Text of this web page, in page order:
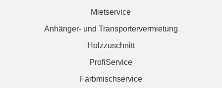
Mietservice
Anhänger- und Transportervermietung
Holzzuschnitt
ProfiService
Farbmischservice